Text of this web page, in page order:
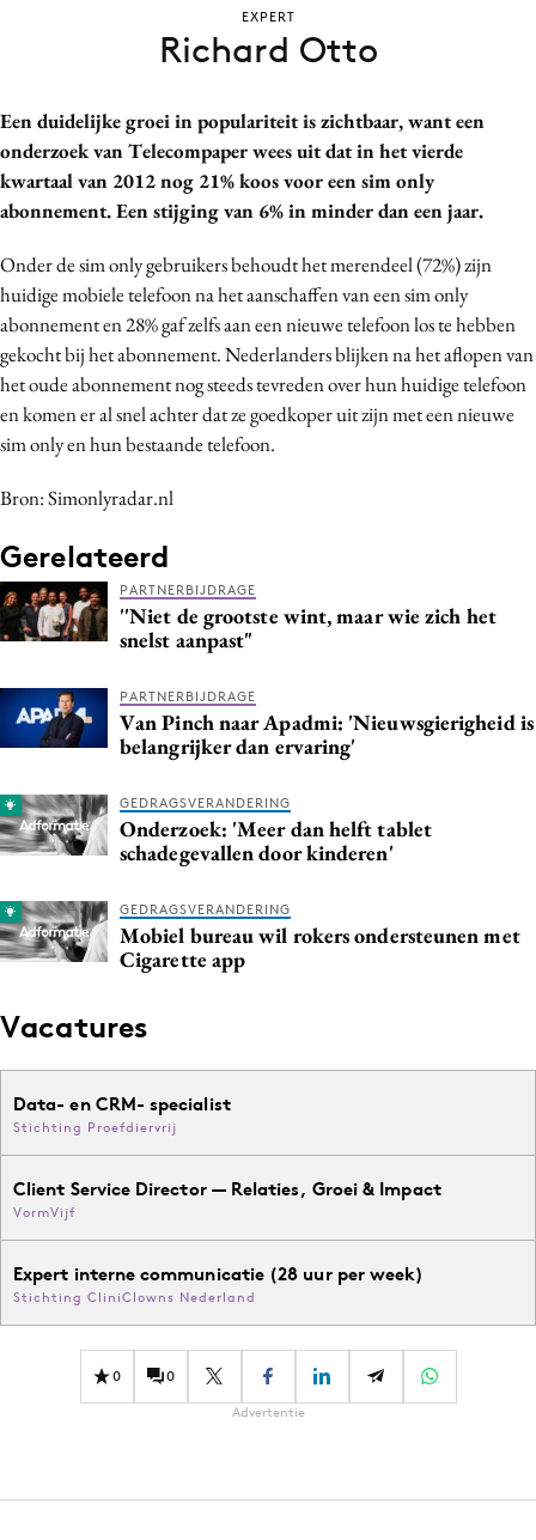
Contentmarketing
Craft
Customer Experience
Design
Digital transformation
Diversiteit
Effectiviteit
Gedragsverandering
Influencer marketing
Interne communicatie
Media
Merkstrategie
PR
Purpose Marketing
Reputatie & crisis
Een duidelijke groei in populariteit is zichtbaar, want een
onderzoek van Telecompaper wees uit dat in het vierde
kwartaal van 2012 nog 21% koos voor een sim only
abonnement. Een stijging van 6% in minder dan een jaar.
Onder de sim only gebruikers behoudt het merendeel (72%) zijn
huidige mobiele telefoon na het aanschaffen van een sim only
abonnement en 28% gaf zelfs aan een nieuwe telefoon los te hebben
gekocht bij het abonnement. Nederlanders blijken na het aflopen van
het oude abonnement nog steeds tevreden over hun huidige telefoon
en komen er al snel achter dat ze goedkoper uit zijn met een nieuwe
sim only en hun bestaande telefoon.
Bron: Simonlyradar.nl
Gerelateerd
PARTNERBIJDRAGE
''Niet de grootste wint, maar wie zich het
snelst aanpast"
PARTNERBIJDRAGE
Van Pinch naar Apadmi: 'Nieuwsgierigheid is
belangrijker dan ervaring'
GEDRAGSVERANDERING
Onderzoek: 'Meer dan helft tablet
schadegevallen door kinderen'
GEDRAGSVERANDERING
Mobiel bureau wil rokers ondersteunen met
Cigarette app
Vacatures
Data- en CRM- specialist
Stichting Proefdiervrij
Client Service Director — Relaties, Groei & Impact
VormVijf
Expert interne communicatie (28 uur per week)
Stichting CliniClowns Nederland
0 0
Advertentie
EXPERT
Richard Otto